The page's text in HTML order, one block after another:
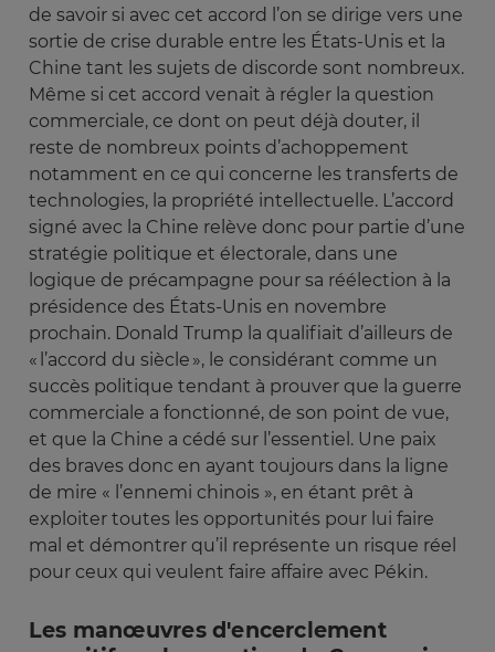
de savoir si avec cet accord l’on se dirige vers une
sortie de crise durable entre les États-Unis et la
Chine tant les sujets de discorde sont nombreux.
Même si cet accord venait à régler la question
commerciale, ce dont on peut déjà douter, il
reste de nombreux points d’achoppement
notamment en ce qui concerne les transferts de
technologies, la propriété intellectuelle. L’accord
signé avec la Chine relève donc pour partie d’une
stratégie politique et électorale, dans une
logique de précampagne pour sa réélection à la
présidence des États-Unis en novembre
prochain. Donald Trump la qualifiait d’ailleurs de
« l’accord du siècle », le considérant comme un
succès politique tendant à prouver que la guerre
commerciale a fonctionné, de son point de vue,
et que la Chine a cédé sur l’essentiel. Une paix
des braves donc en ayant toujours dans la ligne
de mire « l’ennemi chinois », en étant prêt à
exploiter toutes les opportunités pour lui faire
mal et démontrer qu’il représente un risque réel
pour ceux qui veulent faire affaire avec Pékin.
Les manœuvres d'encerclement